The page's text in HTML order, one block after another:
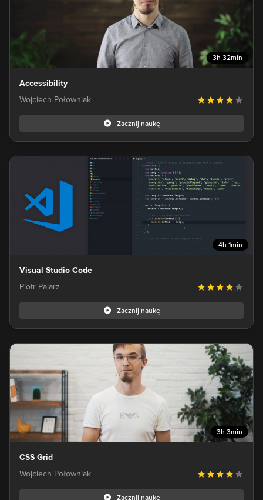
3h 32min
Accessibility
Wojciech Połowniak
Zacznij naukę
4h 1min
Visual Studio Code
Piotr Palarz
Zacznij naukę
3h 3min
CSS Grid
Wojciech Połowniak
Zacznij naukę